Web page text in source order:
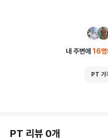
체중감량/자세/재활 전문트레이너
패턴/ 운동습관 등을 바로잡아드립
내 주변에 16명
PT 가
PT 리뷰 0개